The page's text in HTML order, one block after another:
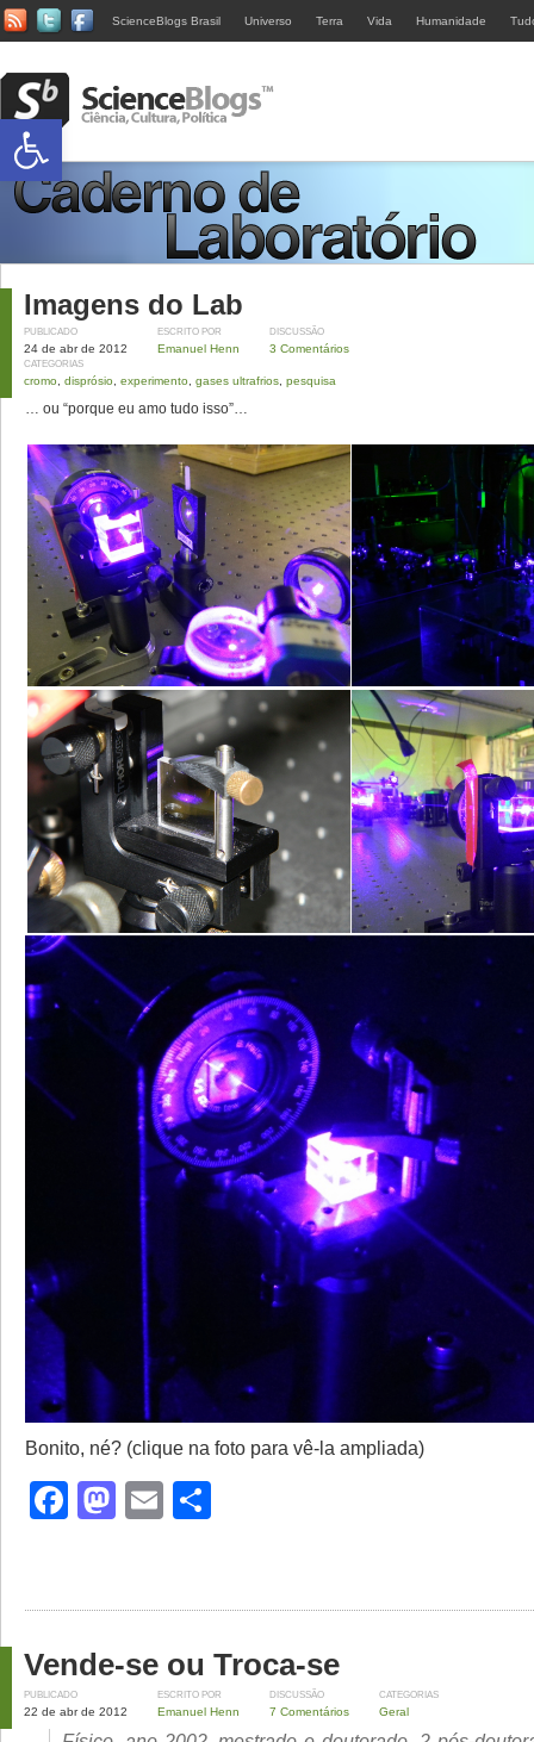
ScienceBlogs Brasil Universo Terra Vida Humanidade
Imagens do Lab
PUBLICADO
24 de abr de 2012
ESCRITO POR
Emanuel Henn
DISCUSSÃO
3 Comentários
CATEGORIAS
cromo disprósio experimento gases ultrafrios pesquisa
… ou “porque eu amo tudo isso”…
Bonito, né? (clique na foto para vê-la ampliada)
Facebook
Mastodon
Email
Vende-se ou Troca-se
PUBLICADO
22 de abr de 2012
ESCRITO POR
Emanuel Henn
DISCUSSÃO
7 Comentários
CATEGORIAS
Geral
Abrir a barra de ferramentas